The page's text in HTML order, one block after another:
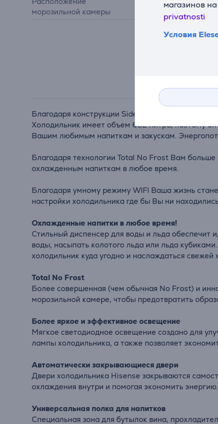
магазинов
privatnosti
Условия
морозильной камеры
слева
Благодаря конструкции Side-by-Side, которой
Холодильник имеет объем 632 литра, поэтому
Вашим любимым напиткам и закускам.
Благодаря технологии Total No Frost Вам больше
охлажденным напиткам в любое время.
Благодаря умному режиму WIFI Ваша жизнь
настройки холодильника где бы Вы ни
Охлажденные напитки в любое время!
Стильный диспенсер для воды и льда обеспечит
воды, насыпать колотого льда или льда
холодильник куда угодно и наслаждаться
Total No Frost
Более совершенная (чем обычная No Frost) и
морозильной камере, чтобы предотвратить
Более яркое и эффективное освещение
Мягкое светодиодное освещение создано для
лампы холодильника, а также позволяет
Автоматически закрывающиеся двери
Двери холодильника Hisense закрываются
охлаждения внутри и помогая экономить энергию.
Универсальная полка для напитков
Специальная зона для бутылок вина,